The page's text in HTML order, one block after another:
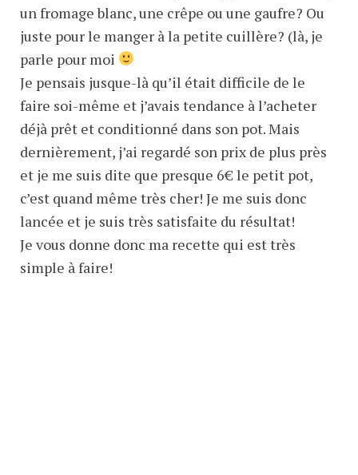
un fromage blanc, une crêpe ou une gaufre? Ou
juste pour le manger à la petite cuillère? (là, je
parle pour moi
Je pensais jusque-là qu’il était difficile de le
faire soi-même et j’avais tendance à l’acheter
déjà prêt et conditionné dans son pot. Mais
dernièrement, j’ai regardé son prix de plus près
et je me suis dite que presque 6€ le petit pot,
c’est quand même très cher! Je me suis donc
lancée et je suis très satisfaite du résultat!
Je vous donne donc ma recette qui est très
simple à faire!